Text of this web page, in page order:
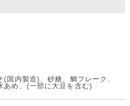
(国内製造)、砂糖、鯛フレーク、
あめ、(一部に大豆を含む)